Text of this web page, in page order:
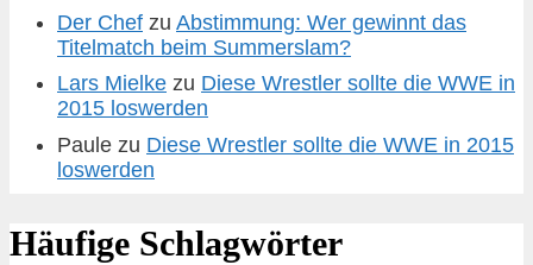
Der Chef zu Abstimmung: Wer gewinnt das
Titelmatch beim Summerslam?
Lars Mielke zu Diese Wrestler sollte die WWE in
2015 loswerden
Paule zu Diese Wrestler sollte die WWE in 2015
loswerden
Häufige Schlagwörter